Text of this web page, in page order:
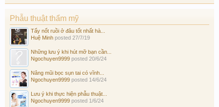
Phẫu thuật thẩm mỹ
Tẩy nốt ruồi ở đâu tốt nhất hà...
Huệ Minh posted 27/7/19
Những lưu ý khi hút mỡ bạn cần...
Ngochuyen9999 posted 20/6/24
Nâng mũi bọc sụn tai có vĩnh...
Ngochuyen9999 posted 14/6/24
Lưu ý khi thực hiện phẫu thuật...
Ngochuyen9999 posted 1/6/24